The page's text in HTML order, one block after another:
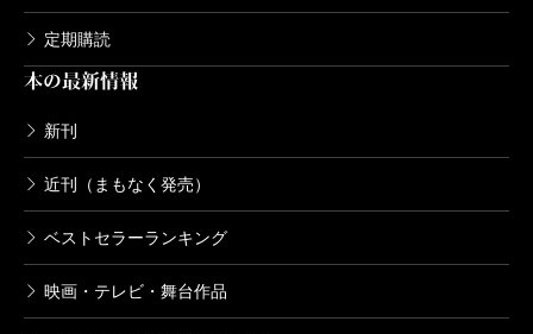
定期購読
本の最新情報
新刊
近刊（まもなく発売）
ベストセラーランキング
映画・テレビ・舞台作品